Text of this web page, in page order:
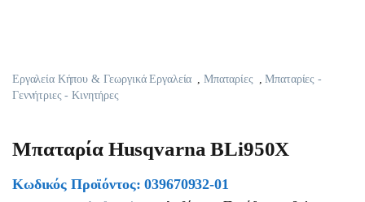
Εργαλεία Κήπου & Γεωργικά Εργαλεία Μπαταρίες ,Μπαταρίες -
Γεννήτριες - Κινητήρες
Μπαταρία Husqvarna BLi950X
Κωδικός Προϊόντος: 039670932-01